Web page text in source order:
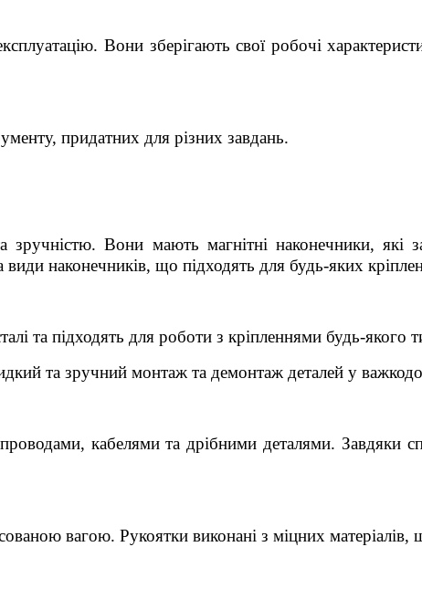
Вони зберігають свої робочі
придатних для різних завдань.
Вони мають магнітні наконечники, які
наконечників, що підходять для будь-яких
та підходять для роботи з кріпленнями будь-якого
та зручний монтаж та демонтаж деталей у
кабелями та дрібними деталями. Завдяки
вагою. Рукоятки виконані з міцних